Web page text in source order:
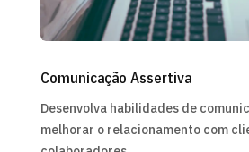
Comunicação Assertiva
Desenvolva habilidades de
melhorar o relacionamento com